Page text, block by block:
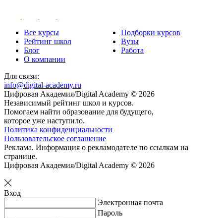
Все курсы
Подборки курсов
Рейтинг школ
Вузы
Блог
Работа
О компании
Для связи:
info@digital-academy.ru
Цифровая Академия/Digital Academy © 2026
Независимый рейтинг школ и курсов.
Помогаем найти образование для будущего,
которое уже наступило.
Политика конфиденциальности
Пользовательское соглашение
Реклама. Информация о рекламодателе по ссылкам на
странице.
Цифровая Академия/Digital Academy © 2026
Вход
Электронная почта
Пароль